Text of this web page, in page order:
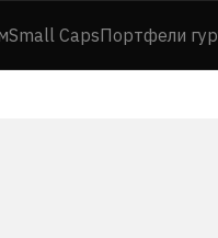
Small CapsПортфели